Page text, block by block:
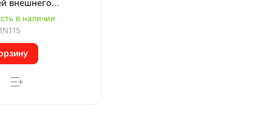
внешнего
ISEO 51N115
в наличии